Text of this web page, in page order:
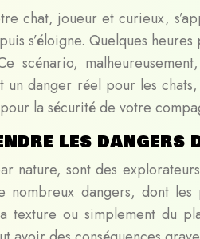
chat, joueur et curieux,
s’éloigne. Quelques
scénario,
un danger réel pour les
la sécurité de votre
les dangers
nature, sont des
nombreux dangers, dont les
texture ou simplement du